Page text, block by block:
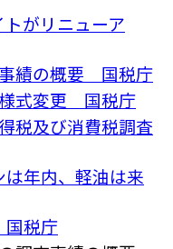
がリニューア
績の概要 国税庁
式変更 国税庁
税及び消費税調査
年内、軽油は来
国税庁